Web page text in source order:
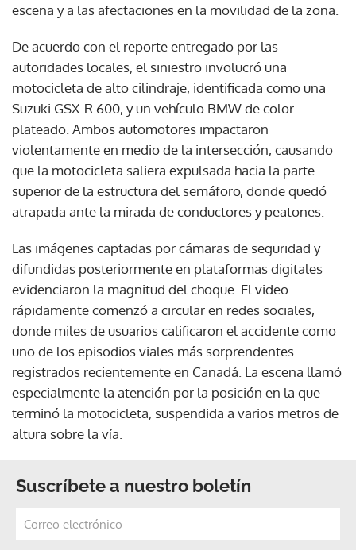
escena y a las afectaciones en la movilidad de la zona.
De acuerdo con el reporte entregado por las
autoridades locales, el siniestro involucró una
motocicleta de alto cilindraje, identificada como una
Suzuki GSX-R 600, y un vehículo BMW de color
plateado. Ambos automotores impactaron
violentamente en medio de la intersección, causando
que la motocicleta saliera expulsada hacia la parte
superior de la estructura del semáforo, donde quedó
atrapada ante la mirada de conductores y peatones.
Las imágenes captadas por cámaras de seguridad y
difundidas posteriormente en plataformas digitales
evidenciaron la magnitud del choque. El video
rápidamente comenzó a circular en redes sociales,
donde miles de usuarios calificaron el accidente como
uno de los episodios viales más sorprendentes
registrados recientemente en Canadá. La escena llamó
especialmente la atención por la posición en la que
terminó la motocicleta, suspendida a varios metros de
altura sobre la vía.
Suscríbete a nuestro boletín